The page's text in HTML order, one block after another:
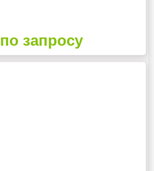
по запросу